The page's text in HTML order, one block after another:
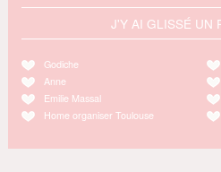
J'Y AI GLISSÉ UN
Godiche
Anne
Emilie Massal
Home organiser Toulouse